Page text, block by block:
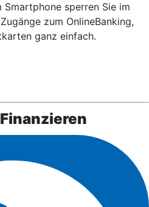
sperren Sie im
zum OnlineBanking,
ganz einfach.